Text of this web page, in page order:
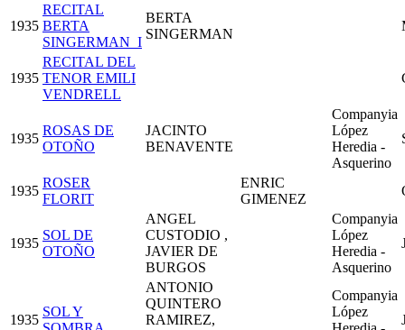
1935
RECITAL
BERTA
SINGERMAN_I
BERTA
SINGERMAN
1935
RECITAL DEL
TENOR EMILI
VENDRELL
1935
ROSAS DE
OTOÑO
JACINTO
BENAVENTE
Companyia
López
Heredia -
Asquerino
1935
ROSER
FLORIT
ENRIC
GIMENEZ
1935
SOL DE
OTOÑO
ANGEL
CUSTODIO ,
JAVIER DE
BURGOS
Companyia
López
Heredia -
Asquerino
1935
SOL Y
ANTONIO
QUINTERO
RAMIREZ,
Companyia
López